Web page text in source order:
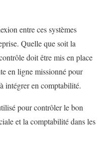
entre ces systèmes
Quelle que soit la
doit être mis en place
en ligne missionné pour
intégrer en comptabilité.
pour contrôler le bon
et la comptabilité dans les